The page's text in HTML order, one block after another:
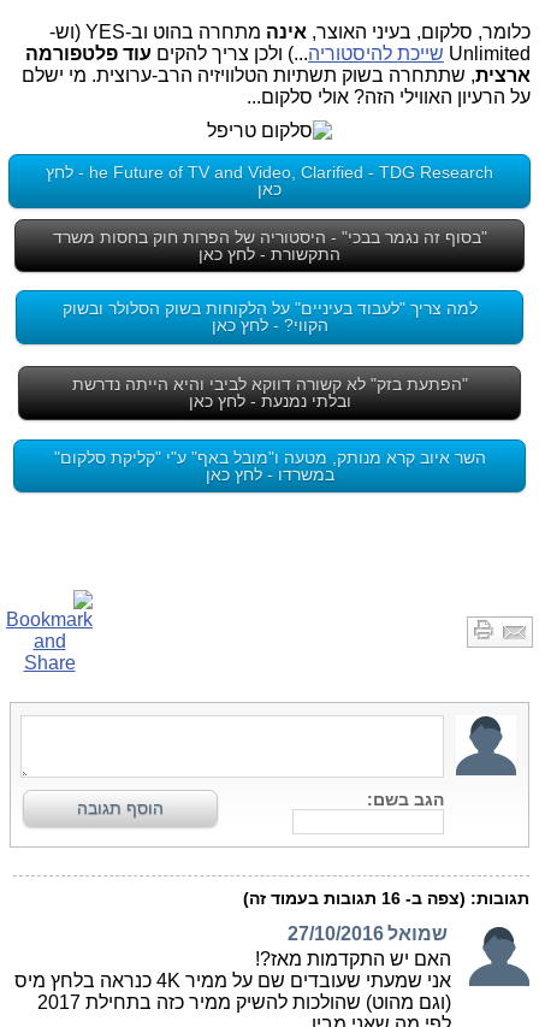
כלומר, סלקום, בעיני האוצר, אינה
מתחרה בהוט וב-YES (וש-
Unlimited שייכת להיסטוריה...) ולכן צריך להקים עוד פלטפורמה
ארצית, שתתחרה בשוק תשתיות הטלוויזיה הרב-ערוצית. מי ישלם
על הרעיון האווילי הזה? אולי סלקום...
he Future of TV and Video, Clarified - TDG Research - לחץ
כאן
"בסוף זה נגמר בבכי" - היסטוריה של הפרות חוק בחסות משרד
התקשורת - לחץ כאן
למה צריך "לעבוד בעיניים" על הלקוחות בשוק הסלולר ובשוק
הקווי? - לחץ כאן
"הפתעת בזק" לא קשורה דווקא לביבי והיא הייתה נדרשת
ובלתי נמנעת - לחץ כאן
השר איוב קרא מנותק, מטעה ו"מובל באף" ע"י "קליקת סלקום"
במשרדו - לחץ כאן